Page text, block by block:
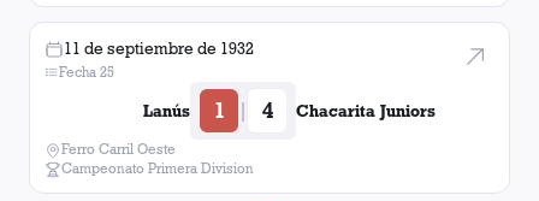
11 de septiembre de 1932
Fecha 25
Lanús 1 | 4 Chacarita Juniors
Ferro Carril Oeste
Campeonato Primera Division